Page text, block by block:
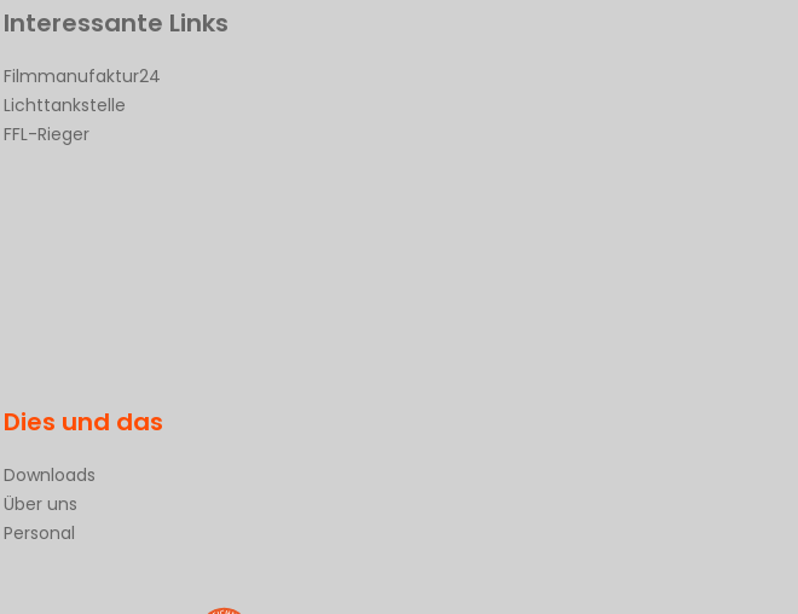
Interessante Links
Filmmanufaktur24
Lichttankstelle
FFL-Rieger
Dies und das
Downloads
Über uns
Personal